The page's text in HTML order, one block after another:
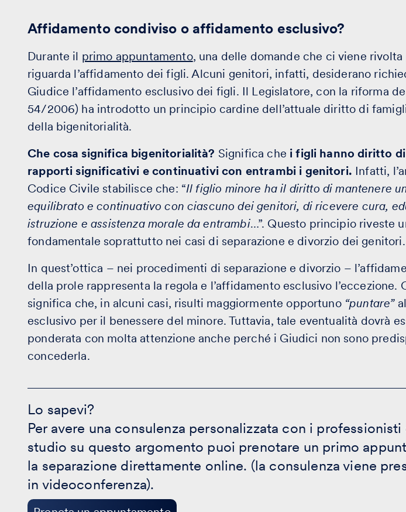
Affidamento condiviso o affidamento esclusivo?
Durante il primo appuntamento, una delle domande che ci viene rivolta
riguarda l’affidamento dei figli. Alcuni genitori, infatti, desiderano
Giudice l’affidamento esclusivo dei figli. Il Legislatore, con la riforma
54/2006) ha introdotto un principio cardine dell’attuale diritto di
della bigenitorialità.
Che cosa significa bigenitorialità? Significa che i figli hanno diritto
rapporti significativi e continuativi con entrambi i genitori. Infatti,
Codice Civile stabilisce che: “Il figlio minore ha il diritto di mantenere
equilibrato e continuativo con ciascuno dei genitori, di ricevere cura,
istruzione e assistenza morale da entrambi…”. Questo principio riveste
fondamentale soprattutto nei casi di separazione e divorzio dei genitori.
In quest’ottica – nei procedimenti di separazione e divorzio –
della prole rappresenta la regola e l’affidamento esclusivo l’eccezione.
significa che, in alcuni casi, risulti maggiormente opportuno “puntare”
esclusivo per il benessere del minore. Tuttavia, tale eventualità dovrà
ponderata con molta attenzione anche perché i Giudici non sono
concederla.
Lo sapevi?
Per avere una consulenza personalizzata con i
studio su questo argomento puoi prenotare un primo
la separazione direttamente online. (la consulenza viene
in videoconferenza).
sapevi?
-
Prenota
appuntamento